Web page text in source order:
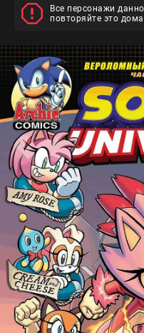
Все персонажи
повторяйте это